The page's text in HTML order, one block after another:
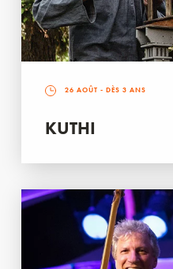
26 AOÛT - DÈS 3 ANS
KUTHI